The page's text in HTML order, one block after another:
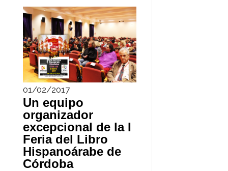
01/02/2017
Un equipo
organizador
excepcional de la I
Feria del Libro
Hispanoárabe de
Córdoba